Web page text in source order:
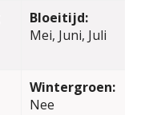
Bloeitijd:
Mei, Juni, Juli
Wintergroen:
Nee